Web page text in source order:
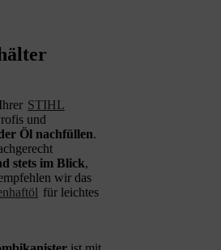
STIHL
und
Öl nachfüllen.
stets im Blick,
wir das
für leichtes